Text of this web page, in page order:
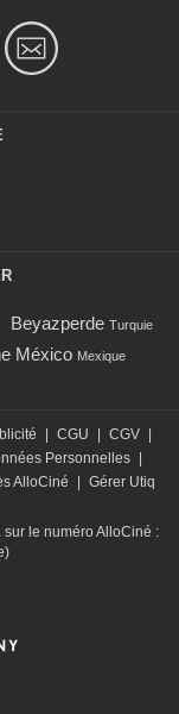
Beyazperde Turquie
México Mexique
CGU CGV
Personnelles
AlloCiné
Gérer Utiq
le numéro AlloCiné :